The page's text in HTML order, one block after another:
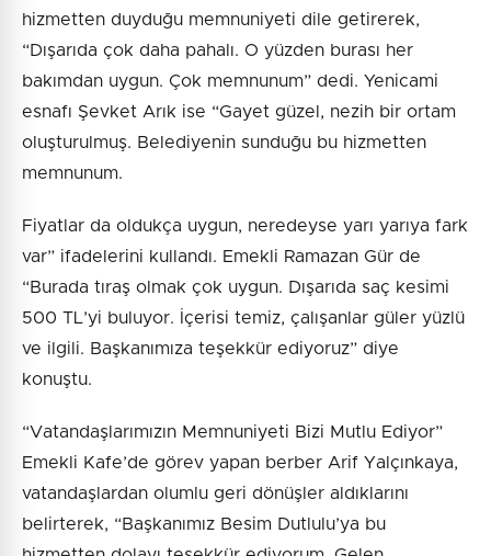
hizmetten duyduğu memnuniyeti dile getirerek,
“Dışarıda çok daha pahalı. O yüzden burası her
bakımdan uygun. Çok memnunum” dedi. Yenicami
esnafı Şevket Arık ise “Gayet güzel, nezih bir ortam
oluşturulmuş. Belediyenin sunduğu bu hizmetten
memnunum.
Fiyatlar da oldukça uygun, neredeyse yarı yarıya fark
var” ifadelerini kullandı. Emekli Ramazan Gür de
“Burada tıraş olmak çok uygun. Dışarıda saç kesimi
500 TL’yi buluyor. İçerisi temiz, çalışanlar güler yüzlü
ve ilgili. Başkanımıza teşekkür ediyoruz” diye
konuştu.
“Vatandaşlarımızın Memnuniyeti Bizi Mutlu Ediyor”
Emekli Kafe’de görev yapan berber Arif Yalçınkaya,
vatandaşlardan olumlu geri dönüşler aldıklarını
belirterek, “Başkanımız Besim Dutlulu’ya bu